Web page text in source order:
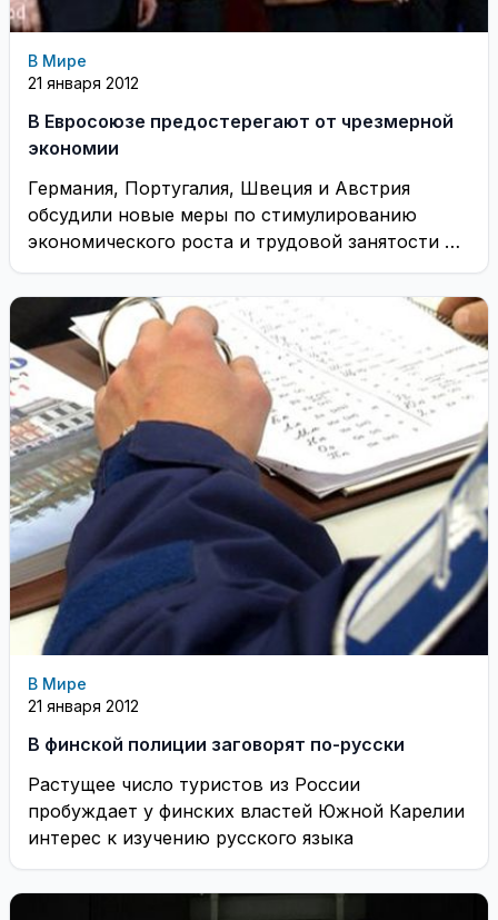
В Мире
21 января 2012
В Евросоюзе предостерегают от чрезмерной
экономии
Германия, Португалия, Швеция и Австрия
обсудили новые меры по стимулированию
экономического роста и трудовой занятости в
ЕС
В Мире
21 января 2012
В финской полиции заговорят по-русски
Растущее число туристов из России
пробуждает у финских властей Южной Карелии
интерес к изучению русского языка